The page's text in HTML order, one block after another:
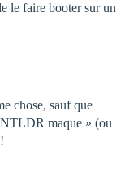
le faire booter sur un
chose, sauf que
maque » (ou